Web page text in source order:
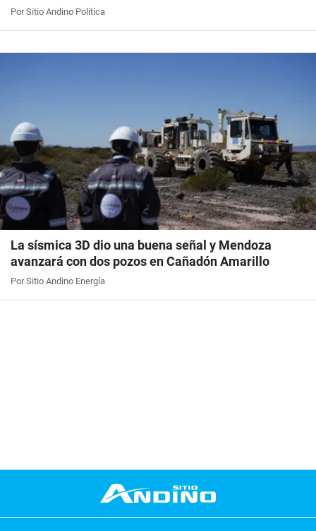
Por Sitio Andino Política
La sísmica 3D dio una buena señal y Mendoza
avanzará con dos pozos en Cañadón Amarillo
Por Sitio Andino Energía